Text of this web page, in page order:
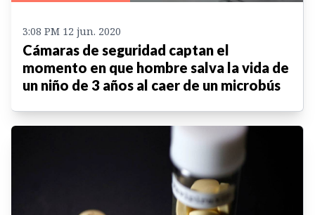
3:08 PM 12 jun. 2020
Cámaras de seguridad captan el
momento en que hombre salva la vida de
un niño de 3 años al caer de un microbús